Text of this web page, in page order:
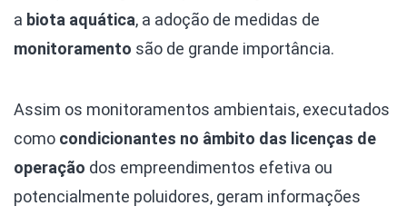
a biota aquática, a adoção de medidas de
monitoramento são de grande importância.
Assim os monitoramentos ambientais, executados
como condicionantes no âmbito das licenças de
operação dos empreendimentos efetiva ou
potencialmente poluidores, geram informações